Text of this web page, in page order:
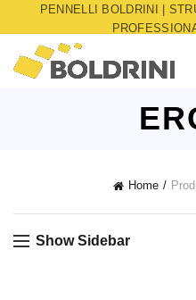
PENNELLI BOLDRINI |
Home
Show Sidebar